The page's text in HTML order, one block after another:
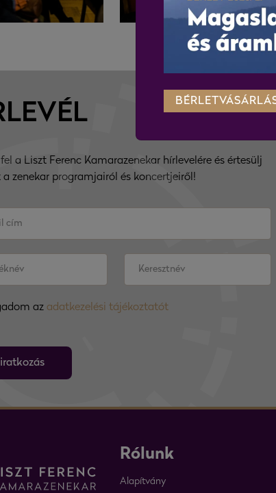
fel a Liszt Ferenc Kamarazenekar hírlevelére és értesülj
a zenekar programjairól és koncertjeiről!
az adatkezelési tájékoztatót
Rólunk
Alapítvány